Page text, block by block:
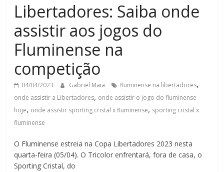
Libertadores: Saiba onde
assistir aos jogos do
Fluminense na
competição
04/04/2023 Gabriel Maia fluminense na libertadores,
onde assistir a Libertadores, onde assistir o jogo do fluminense
hoje, onde assistir sporting cristal x fluminense, sporting cristal x
fluminense
O Fluminense estreia na Copa Libertadores 2023 nesta
quarta-feira (05/04). O Tricolor enfrentará, fora de casa, o
Sporting Cristal, do